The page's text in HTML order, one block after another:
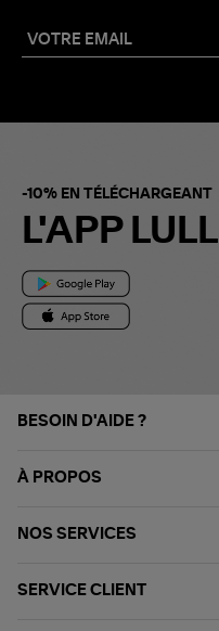
-10% EN TÉLÉCHARGEANT
L'APP LULLI
BESOIN D'AIDE ?
À PROPOS
NOS SERVICES
SERVICE CLIENT